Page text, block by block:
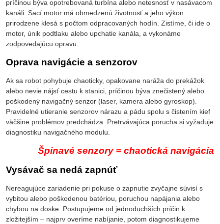
príčinou býva opotrebovaná turbína alebo netesnosť v nasávacom
kanáli. Sací motor má obmedzenú životnosť a jeho výkon
prirodzene klesá s počtom odpracovaných hodín. Zistíme, či ide o
motor, únik podtlaku alebo upchatie kanála, a vykonáme
zodpovedajúcu opravu.
Oprava navigácie a senzorov
Ak sa robot pohybuje chaoticky, opakovane naráža do prekážok
alebo nevie nájsť cestu k stanici, príčinou býva znečistený alebo
poškodený navigačný senzor (laser, kamera alebo gyroskop).
Pravidelné utieranie senzorov nárazu a pádu spolu s čistením kief
väčšine problémov predchádza. Pretrvávajúca porucha si vyžaduje
diagnostiku navigačného modulu.
Špinavé senzory = chaotická navigácia
Vysávač sa nedá zapnúť
Nereagujúce zariadenie pri pokuse o zapnutie zvyčajne súvisí s
vybitou alebo poškodenou batériou, poruchou napájania alebo
chybou na doske. Postupujeme od jednoduchších príčin k
zložitejším – najprv overíme nabíjanie, potom diagnostikujeme